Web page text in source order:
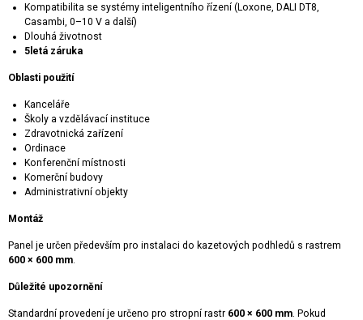
Kompatibilita se systémy inteligentního řízení (Loxone, DALI DT8,
Casambi, 0–10 V a další)
Dlouhá životnost
5letá záruka
Oblasti použití
Kanceláře
Školy a vzdělávací instituce
Zdravotnická zařízení
Ordinace
Konferenční místnosti
Komerční budovy
Administrativní objekty
Montáž
Panel je určen především pro instalaci do kazetových podhledů s rastrem
600 × 600 mm
Důležité upozornění
Standardní provedení je určeno pro stropní rastr 600 × 600 mm . Pokud